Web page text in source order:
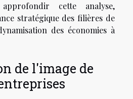
cette analyse,
stratégique des filières de
des économies à
de l'image de